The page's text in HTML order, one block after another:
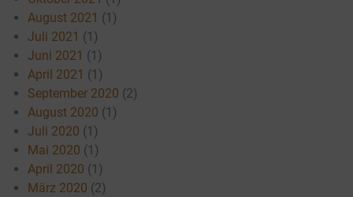
August 2021 (1)
Juli 2021 (1)
Juni 2021 (1)
April 2021 (1)
September 2020 (2)
August 2020 (1)
Juli 2020 (1)
Mai 2020 (1)
April 2020 (1)
März 2020 (2)